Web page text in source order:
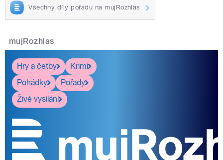
Všechny díly pořadu na mujRozhlas
mujRozhlas
Hry a četby
Krimi
Pohádky
Pořady
Živé vysílání